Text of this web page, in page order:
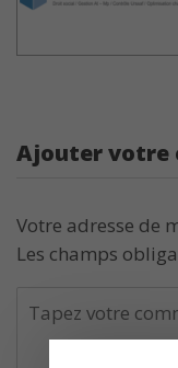
Ajouter votre
Votre adresse de
Les champs